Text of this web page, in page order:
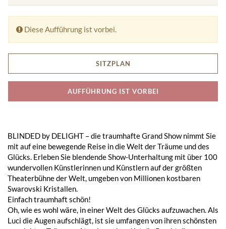
Diese Aufführung ist vorbei.
SITZPLAN
AUFFÜHRUNG IST VORBEI
BLINDED by DELIGHT – die traumhafte Grand Show nimmt Sie
mit auf eine bewegende Reise in die Welt der Träume und des
Glücks. Erleben Sie blendende Show-Unterhaltung mit über 100
wundervollen Künstlerinnen und Künstlern auf der größten
Theaterbühne der Welt, umgeben von Millionen kostbaren
Swarovski Kristallen.
Einfach traumhaft schön!
Oh, wie es wohl wäre, in einer Welt des Glücks aufzuwachen. Als
Luci die Augen aufschlägt, ist sie umfangen von ihren schönsten